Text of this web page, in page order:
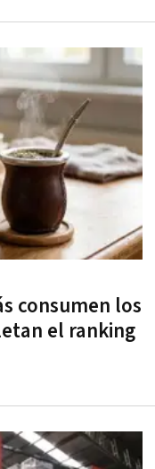
consumen los
el ranking